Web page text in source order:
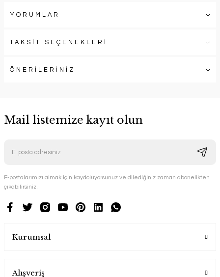
YORUMLAR
TAKSİT SEÇENEKLERİ
ÖNERİLERİNİZ
Mail listemize kayıt olun
E-postalarımızı almak için kaydoluyorsunuz ve dilediğiniz zaman abonelikten
çıkabilirsiniz.
Kurumsal
Alışveriş